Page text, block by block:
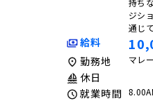
持ち
ジシ
通じ
給料
勤務地 マレ
休日
就業時間